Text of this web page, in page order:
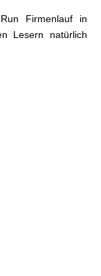
Firmenlauf in
Lesern natürlich